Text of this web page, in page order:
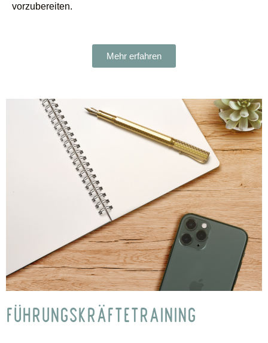
vorzubereiten.
Mehr erfahren
FÜHRUNGSKRÄFTETRAINING